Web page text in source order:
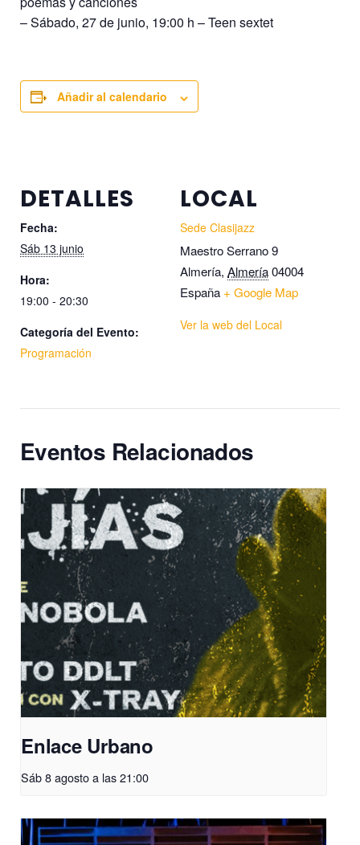
– Sábado, 27 de junio, 19:00 h – Teen sextet
Añadir al calendario
DETALLES
Fecha:
Sáb 13 junio
Hora:
19:00 - 20:30
Categoría del Evento:
Programación
LOCAL
Sede Clasijazz
Maestro Serrano 9
Almería, Almería04004
España + Google Map
Ver la web del Local
Eventos Relacionados
Enlace Urbano
Sáb 8 agosto a las 21:00